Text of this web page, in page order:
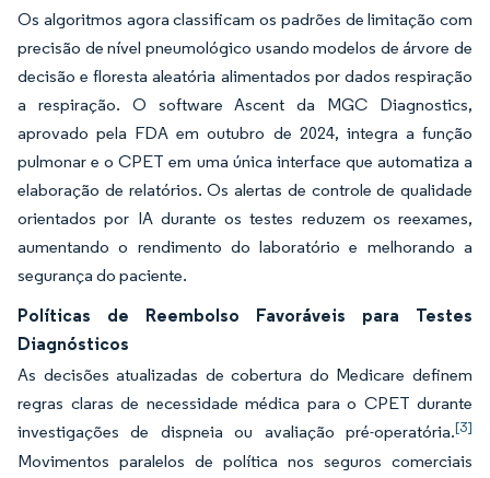
Os algoritmos agora classificam os padrões de limitação com
precisão de nível pneumológico usando modelos de árvore de
decisão e floresta aleatória alimentados por dados respiração
a respiração. O software Ascent da MGC Diagnostics,
aprovado pela FDA em outubro de 2024, integra a função
pulmonar e o CPET em uma única interface que automatiza a
elaboração de relatórios. Os alertas de controle de qualidade
orientados por IA durante os testes reduzem os reexames,
aumentando o rendimento do laboratório e melhorando a
segurança do paciente.
Políticas de Reembolso Favoráveis para Testes
Diagnósticos
As decisões atualizadas de cobertura do Medicare definem
regras claras de necessidade médica para o CPET durante
investigações de dispneia ou avaliação pré-operatória.[3]
Movimentos paralelos de política nos seguros comerciais